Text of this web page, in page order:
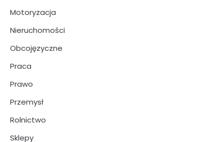
Motoryzacja
Nieruchomości
Obcojęzyczne
Praca
Prawo
Przemysł
Rolnictwo
Sklepy